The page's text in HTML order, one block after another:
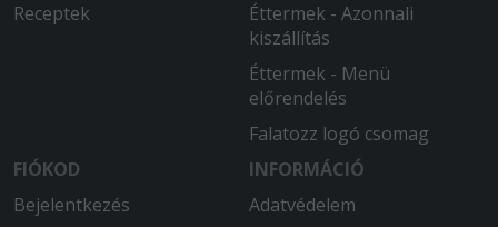
Receptek
Éttermek - Azonnali
kiszállítás
Éttermek - Menü
előrendelés
Falatozz logó csomag
FIÓKOD
Bejelentkezés
INFORMÁCIÓ
Adatvédelem